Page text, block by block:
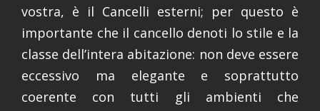
vostra, è il Cancelli esterni; per questo è
importante che il cancello denoti lo stile e la
classe dell’intera abitazione: non deve essere
eccessivo ma elegante e soprattutto
coerente con tutti gli ambienti che